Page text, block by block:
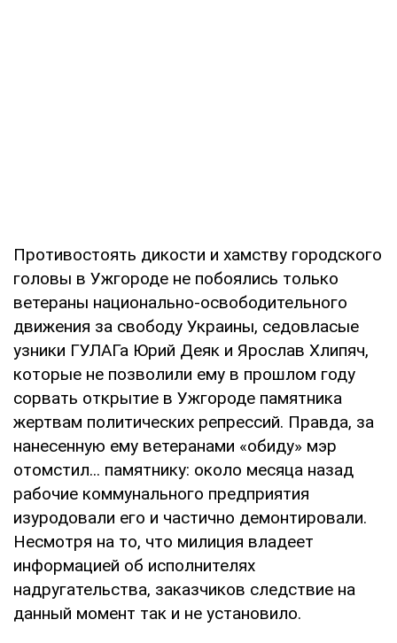
Противостоять дикости и хамству городского
головы в Ужгороде не побоялись только
ветераны национально-освободительного
движения за свободу Украины, седовласые
узники ГУЛАГа Юрий Деяк и Ярослав Хлипяч,
которые не позволили ему в прошлом году
сорвать открытие в Ужгороде памятника
жертвам политических репрессий. Правда, за
нанесенную ему ветеранами «обиду» мэр
отомстил... памятнику: около месяца назад
рабочие коммунального предприятия
изуродовали его и частично демонтировали.
Несмотря на то, что милиция владеет
информацией об исполнителях
надругательства, заказчиков следствие на
данный момент так и не установило.